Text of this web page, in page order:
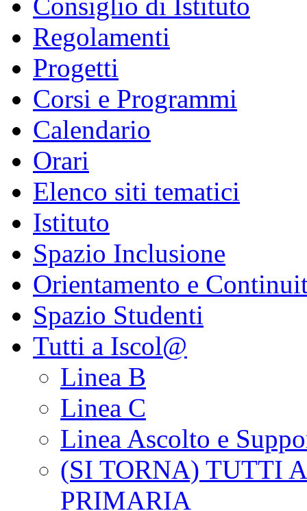
Consiglio di Istituto
Regolamenti
Progetti
Corsi e Programmi
Calendario
Orari
Elenco siti tematici
Istituto
Spazio Inclusione
Orientamento e
Spazio Studenti
Tutti a Iscol@
Linea B
Linea C
Linea Ascolto e
(SI TORNA) TUTTI
PRIMARIA